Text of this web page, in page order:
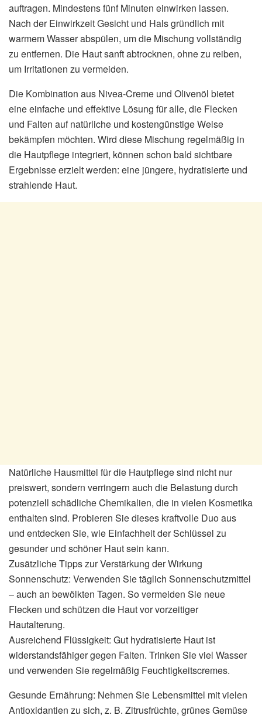
auftragen. Mindestens fünf Minuten einwirken lassen.
Nach der Einwirkzeit Gesicht und Hals gründlich mit
warmem Wasser abspülen, um die Mischung vollständig
zu entfernen. Die Haut sanft abtrocknen, ohne zu reiben,
um Irritationen zu vermeiden.
Die Kombination aus Nivea-Creme und Olivenöl bietet
eine einfache und effektive Lösung für alle, die Flecken
und Falten auf natürliche und kostengünstige Weise
bekämpfen möchten. Wird diese Mischung regelmäßig in
die Hautpflege integriert, können schon bald sichtbare
Ergebnisse erzielt werden: eine jüngere, hydratisierte und
strahlende Haut.
Natürliche Hausmittel für die Hautpflege sind nicht nur
preiswert, sondern verringern auch die Belastung durch
potenziell schädliche Chemikalien, die in vielen Kosmetika
enthalten sind. Probieren Sie dieses kraftvolle Duo aus
und entdecken Sie, wie Einfachheit der Schlüssel zu
gesunder und schöner Haut sein kann.
Zusätzliche Tipps zur Verstärkung der Wirkung
Sonnenschutz: Verwenden Sie täglich Sonnenschutzmittel
– auch an bewölkten Tagen. So vermeiden Sie neue
Flecken und schützen die Haut vor vorzeitiger
Hautalterung.
Ausreichend Flüssigkeit: Gut hydratisierte Haut ist
widerstandsfähiger gegen Falten. Trinken Sie viel Wasser
und verwenden Sie regelmäßig Feuchtigkeitscremes.
Gesunde Ernährung: Nehmen Sie Lebensmittel mit vielen
Antioxidantien zu sich, z. B. Zitrusfrüchte, grünes Gemüse